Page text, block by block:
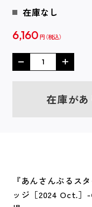
在庫なし
6,160 円
在庫が
『あんさんぶるス
ッジ［2024 Oct.］